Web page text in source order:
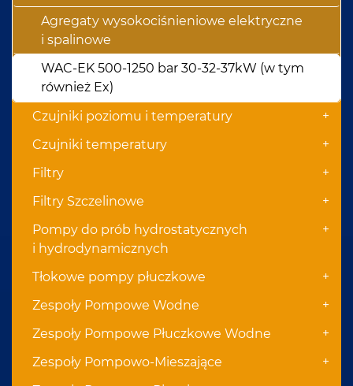
Agregaty wysokociśnieniowe elektryczne
i spalinowe
WAC-EK 500-1250 bar 30-32-37kW (w tym
również Ex)
Czujniki poziomu i temperatury +
Czujniki temperatury +
Filtry +
Filtry Szczelinowe +
Pompy do prób hydrostatycznych
i hydrodynamicznych
+
Tłokowe pompy płuczkowe +
Zespoły Pompowe Wodne +
Zespoły Pompowe Płuczkowe Wodne +
Zespoły Pompowo-Mieszające +